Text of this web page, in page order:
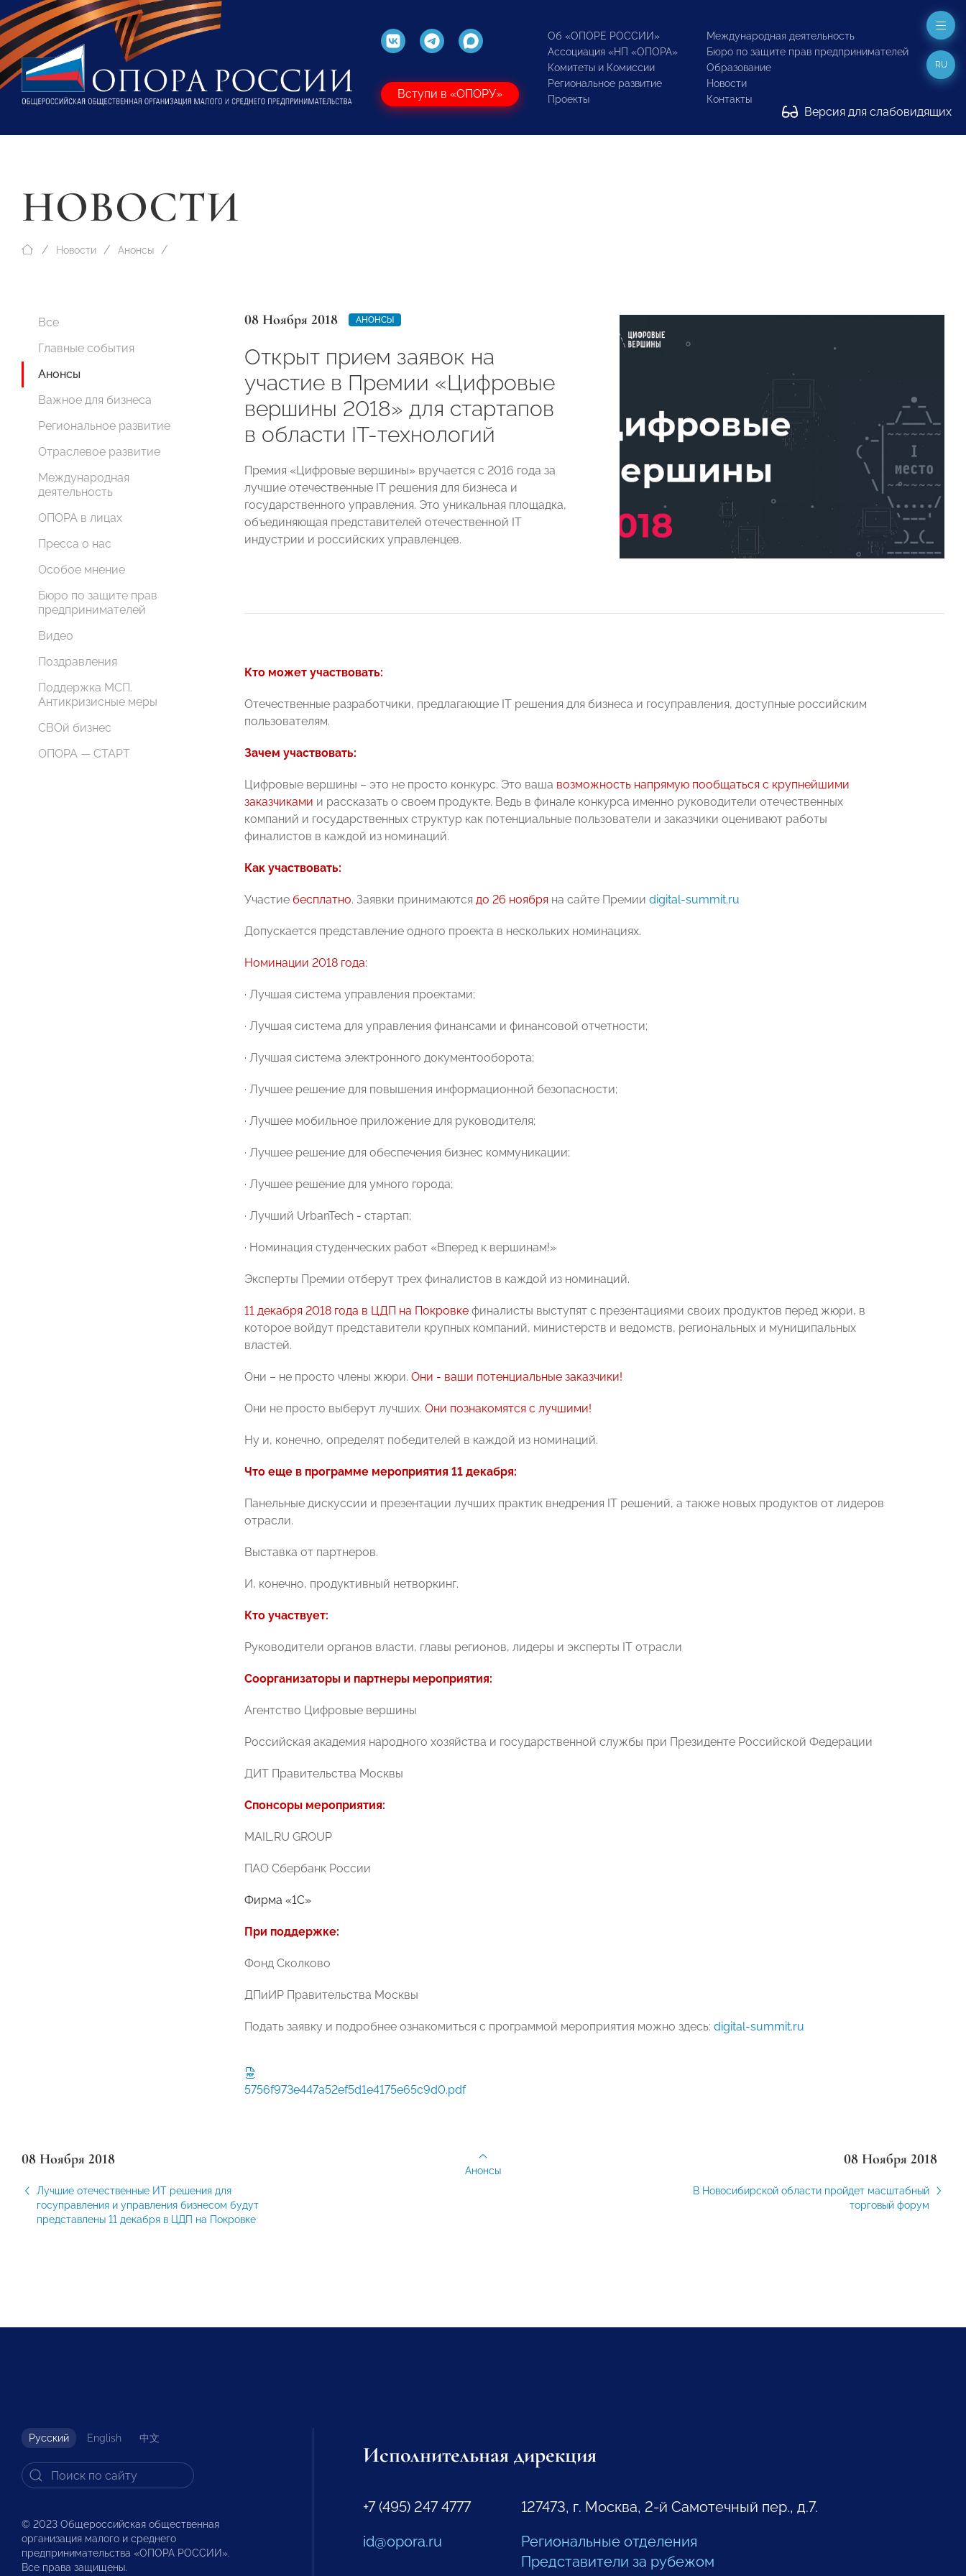
Вступи в «ОПОРУ»
Об «ОПОРЕ РОССИИ»
Ассоциация «НП «ОПОРА»
Комитеты и Комиссии
Региональное развитие
Проекты
Международная деятельность
Бюро по защите прав предпринимателей
Образование
Новости
Контакты
Версия для слабовидящих
RU
НОВОСТИ
Новости Анонсы
Все
Главные события
Анонсы
Важное для бизнеса
Региональное развитие
Отраслевое развитие
Международная
деятельность
ОПОРА в лицах
Пресса о нас
Особое мнение
Бюро по защите прав
предпринимателей
Видео
Поздравления
Поддержка МСП.
Антикризисные меры
СВОй бизнес
ОПОРА — СТАРТ
08 Ноября 2018 АНОНСЫ
Открыт прием заявок на
участие в Премии «Цифровые
вершины 2018» для стартапов
в области IT-технологий
Премия «Цифровые вершины» вручается с 2016 года за
лучшие отечественные IТ решения для бизнеса и
государственного управления. Это уникальная площадка,
объединяющая представителей отечественной IТ
индустрии и российских управленцев.
Кто может участвовать:
Отечественные разработчики, предлагающие IТ решения для бизнеса и госуправления, доступные российским
пользователям.
Зачем участвовать:
Цифровые вершины – это не просто конкурс. Это ваша возможность напрямую пообщаться с крупнейшими
заказчиками и рассказать о своем продукте. Ведь в финале конкурса именно руководители отечественных
компаний и государственных структур как потенциальные пользователи и заказчики оценивают работы
финалистов в каждой из номинаций.
Как участвовать:
Участие бесплатно. Заявки принимаются до 26 ноября на сайте Премии digital-summit.ru
Допускается представление одного проекта в нескольких номинациях.
Номинации 2018 года:
· Лучшая система управления проектами;
· Лучшая система для управления финансами и финансовой отчетности;
· Лучшая система электронного документооборота;
· Лучшее решение для повышения информационной безопасности;
· Лучшее мобильное приложение для руководителя;
· Лучшее решение для обеспечения бизнес коммуникации;
· Лучшее решение для умного города;
· Лучший UrbanTech - стартап;
· Номинация студенческих работ «Вперед к вершинам!»
Эксперты Премии отберут трех финалистов в каждой из номинаций.
11 декабря 2018 года в ЦДП на Покровке финалисты выступят с презентациями своих продуктов перед жюри, в
которое войдут представители крупных компаний, министерств и ведомств, региональных и муниципальных
властей.
Они – не просто члены жюри. Они - ваши потенциальные заказчики!
Они не просто выберут лучших. Они познакомятся с лучшими!
Ну и, конечно, определят победителей в каждой из номинаций.
Что еще в программе мероприятия 11 декабря:
Панельные дискуссии и презентации лучших практик внедрения IТ решений, а также новых продуктов от лидеров
отрасли.
Выставка от партнеров.
И, конечно, продуктивный нетворкинг.
Кто участвует:
Руководители органов власти, главы регионов, лидеры и эксперты IТ отрасли
Соорганизаторы и партнеры мероприятия:
Агентство Цифровые вершины
Российская академия народного хозяйства и государственной службы при Президенте Российской Федерации
ДИТ Правительства Москвы
Спонсоры мероприятия:
MAIL.RU GROUP
ПАО Сбербанк России
Фирма «1С»
При поддержке:
Фонд Сколково
ДПиИР Правительства Москвы
Подать заявку и подробнее ознакомиться с программой мероприятия можно здесь: digital-summit.ru
5756f973e447a52ef5d1e4175e65c9d0.pdf
08 Ноября 2018
Лучшие отечественные ИТ решения для
госуправления и управления бизнесом будут
представлены 11 декабря в ЦДП на Покровке
08 Ноября 2018
В Новосибирской области пройдет масштабный
торговый форум
Анонсы
Русский English 中文
© 2023 Общероссийская общественная
организация малого и среднего
предпринимательства «ОПОРА РОССИИ».
Все права защищены.
Исполнительная дирекция
+7 (495) 247 4777
id@opora.ru
127473, г. Москва, 2-й Самотечный пер., д.7.
Региональные отделения
Представители за рубежом